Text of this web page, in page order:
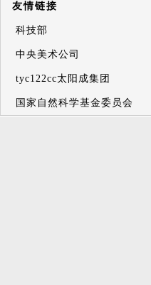
友情链接
科技部
中央美术公司
tyc122cc太阳成集团
国家自然科学基金委员会